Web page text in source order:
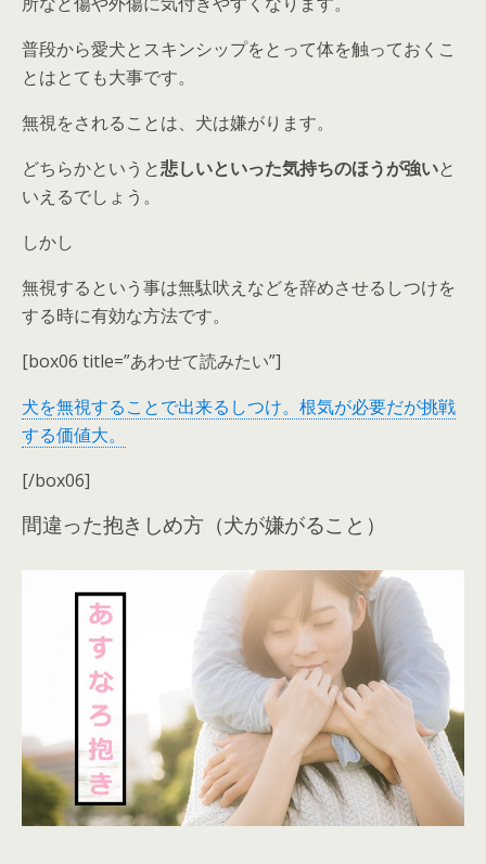
普段から愛犬とスキンシップをとって体を触っておくこ
とはとても大事です。
無視をされることは、犬は嫌がります。
どちらかというと悲しいといった気持ちのほうが強いと
いえるでしょう。
しかし
無視するという事は無駄吠えなどを辞めさせるしつけを
する時に有効な方法です。
[box06 title=”あわせて読みたい”]
犬を無視することで出来るしつけ。根気が必要だが挑戦
する価値大。
[/box06]
間違った抱きしめ方（犬が嫌がること）